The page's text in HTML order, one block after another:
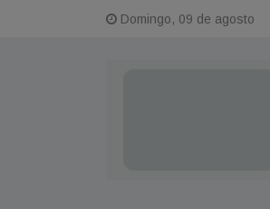
Domingo, 09 de agosto